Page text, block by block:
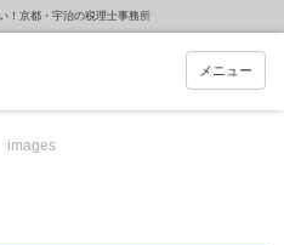
！京都・宇治の税理士事務所
メニュー
images